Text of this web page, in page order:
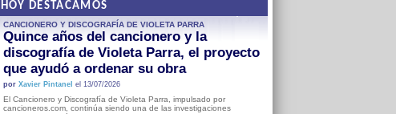
HOY DESTACAMOS
CANCIONERO Y DISCOGRAFÍA DE VIOLETA PARRA
Quince años del cancionero y la
discografía de Violeta Parra, el proyecto
que ayudó a ordenar su obra
por Xavier Pintanel el 13/07/2026
El Cancionero y Discografía de Violeta Parra, impulsado por
cancioneros.com, continúa siendo una de las investigaciones